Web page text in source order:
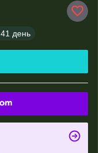
41 день